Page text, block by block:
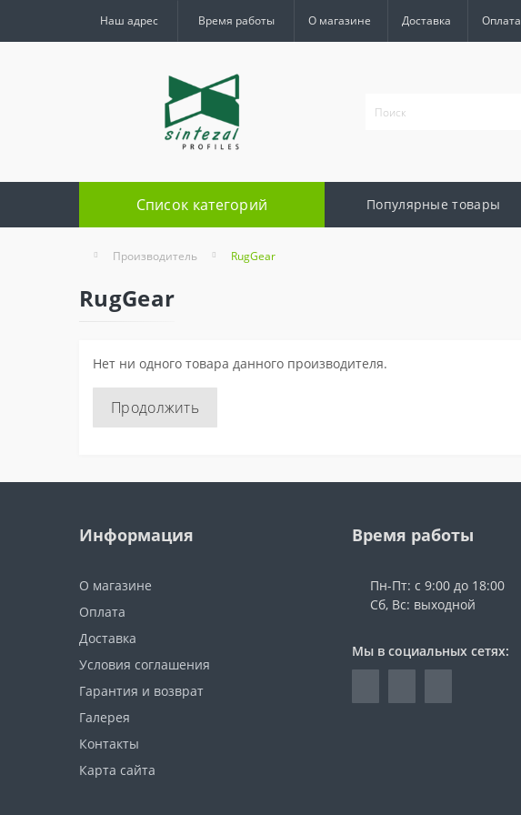
Наш адрес Время работы О магазине Доставка Оплата
Список категорий Популярные товары
Производитель RugGear
RugGear
Нет ни одного товара данного производителя.
Продолжить
Информация
О магазине
Оплата
Доставка
Условия соглашения
Гарантия и возврат
Галерея
Контакты
Карта сайта
Время работы
Пн-Пт: с 9:00 до 18:00
Сб, Вс: выходной
Мы в социальных сетях: